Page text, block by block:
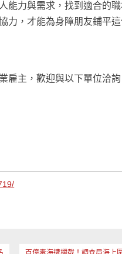
能力與需求，找到適合的
力，才能為身障朋友鋪平
雇主，歡迎與以下單位洽詢